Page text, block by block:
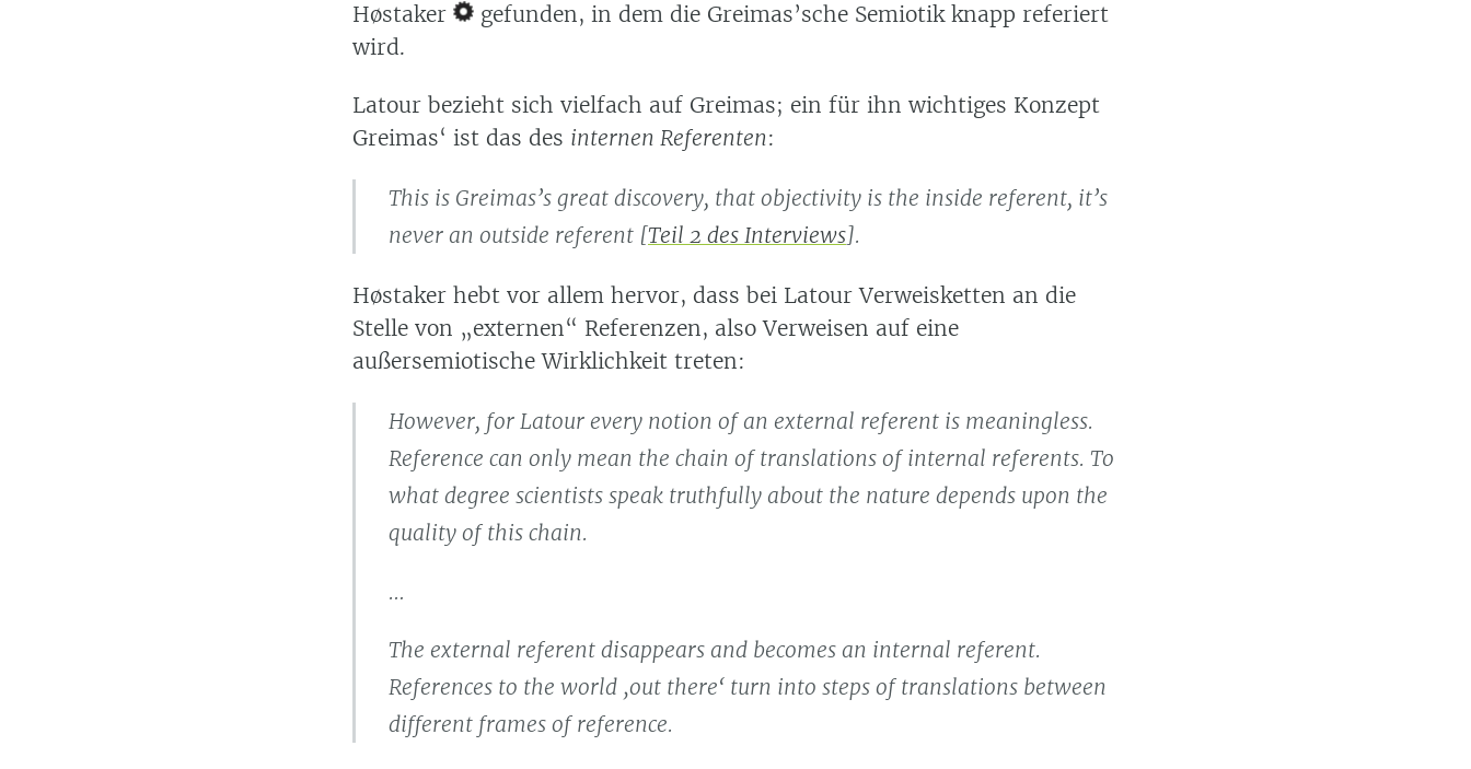
Høstaker
gefunden, in dem die Greimas’sche Semiotik knapp referiert
wird.
Latour bezieht sich vielfach auf Greimas; ein für ihn wichtiges Konzept
Greimas‘ ist das des internen Referenten:
This is Greimas’s great discovery, that objectivity is the inside referent, it’s
never an outside referent [Teil 2 des Interviews].
Høstaker hebt vor allem hervor, dass bei Latour Verweisketten an die
Stelle von „externen“ Referenzen, also Verweisen auf eine
außersemiotische Wirklichkeit treten:
However, for Latour every notion of an external referent is meaningless.
Reference can only mean the chain of translations of internal referents. To
what degree scientists speak truthfully about the nature depends upon the
quality of this chain.
…
The external referent disappears and becomes an internal referent.
References to the world ‚out there‘ turn into steps of translations between
different frames of reference.